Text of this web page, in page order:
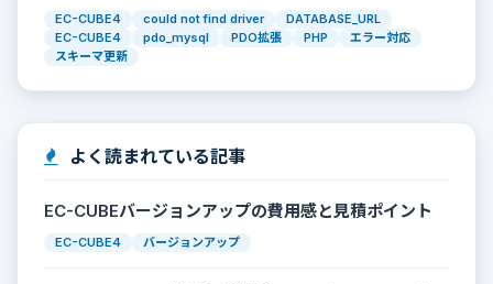
EC-CUBE4 could not find driver
DATABASE_URL
EC-CUBE4
pdo_mysql PDO拡張 PHP
エラー対応
スキーマ更新
よく読まれている記事
EC-CUBEバージョンアップの費用感と見積ポイント
EC-CUBE4 バージョンアップ